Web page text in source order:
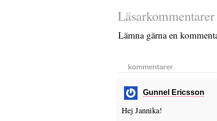
Läsarkommentarer
Lämna gärna en
kommentarer
Gunnel Ericsson
Hej Jannika!